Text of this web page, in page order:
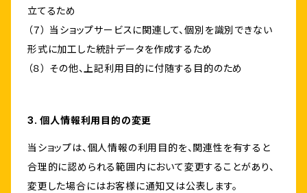
立てるため
（７） 当ショップサービスに関連して、個別を識別できない
形式に加工した統計データを作成するため
（８） その他、上記利用目的に付随する目的のため
3. 個人情報利用目的の変更
当ショップは、個人情報の利用目的を、関連性を有すると
合理的に認められる範囲内において変更することがあり、
変更した場合にはお客様に通知又は公表します。